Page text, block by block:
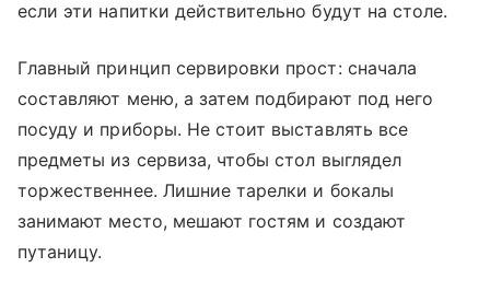
если эти напитки действительно будут на столе.
Главный принцип сервировки прост: сначала
составляют меню, а затем подбирают под него
посуду и приборы. Не стоит выставлять все
предметы из сервиза, чтобы стол выглядел
торжественнее. Лишние тарелки и бокалы
занимают место, мешают гостям и создают
путаницу.